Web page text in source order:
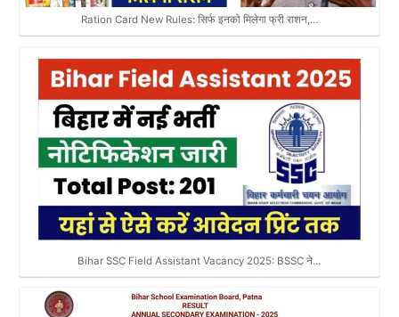
Ration Card New Rules: सिर्फ इनको मिलेगा फ्री राशन,…
Bihar SSC Field Assistant Vacancy 2025: BSSC ने…